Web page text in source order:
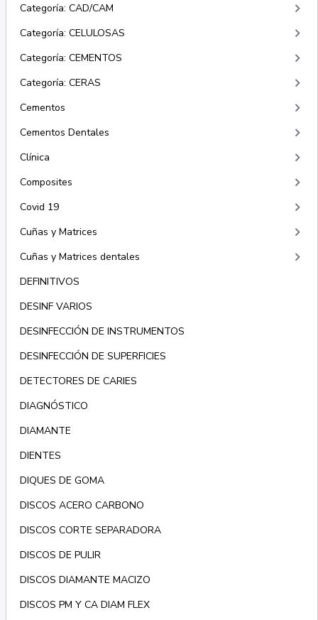
Categoría: CAD/CAM keyboard_arrow_right
Categoría: CELULOSAS keyboard_arrow_right
Categoría: CEMENTOS keyboard_arrow_right
Categoría: CERAS keyboard_arrow_right
Cementos keyboard_arrow_right
Cementos Dentales keyboard_arrow_right
Clínica keyboard_arrow_right
Composites keyboard_arrow_right
Covid 19 keyboard_arrow_right
Cuñas y Matrices keyboard_arrow_right
Cuñas y Matrices dentales keyboard_arrow_right
DEFINITIVOS
DESINF VARIOS
DESINFECCIÓN DE INSTRUMENTOS
DESINFECCIÓN DE SUPERFICIES
DETECTORES DE CARIES
DIAGNÓSTICO
DIAMANTE
DIENTES
DIQUES DE GOMA
DISCOS ACERO CARBONO
DISCOS CORTE SEPARADORA
DISCOS DE PULIR
DISCOS DIAMANTE MACIZO
DISCOS PM Y CA DIAM FLEX